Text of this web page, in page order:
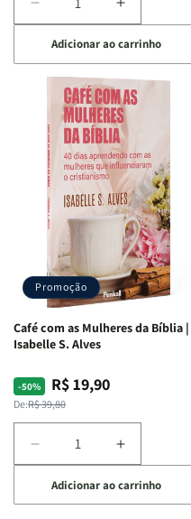
Diminuir
a
quantidade
de
Bíblia
para
Estudo
da
Mulher
NVA
Capa
Dura
|
Preta
Aumentar
a
quantidade
de
Bíblia
para
o
Estudo
da
Mulher
|
NVA
|
Capa
Dura
|
Adicionar ao carrinho
Promoção
Café com as Mulheres da Bíblia |
Isabelle S. Alves
-50%
Preço
normal
De:R$ 39,80
Preço
promocional
R$ 19,90
Diminuir
a
quantidade
de
Aumentar
a
quantidade
de
Adicionar ao carrinho